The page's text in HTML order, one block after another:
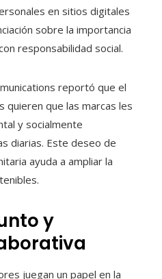
en sitios digitales
sobre la importancia
responsabilidad social.
reportó que el
quieren que las marcas les
y socialmente
diarias. Este deseo de
ayuda a ampliar la
y
juegan un papel en la